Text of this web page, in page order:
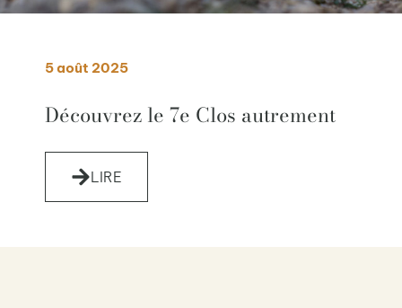
5 août 2025
Découvrez le 7e Clos autrement
LIRE